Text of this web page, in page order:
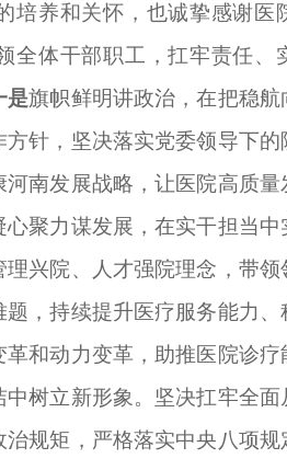
培养和关怀，也诚挚感谢医
全体干部职工，扛牢责任、
是旗帜鲜明讲政治，在把稳航
针，坚决落实党委领导下
南发展战略，让医院高质量
心聚力谋发展，在实干担当
兴院、人才强院理念，带
，持续提升医疗服务能力
和动力变革，助推医院诊疗
树立新形象。坚决扛牢全
规矩，严格落实中央八项